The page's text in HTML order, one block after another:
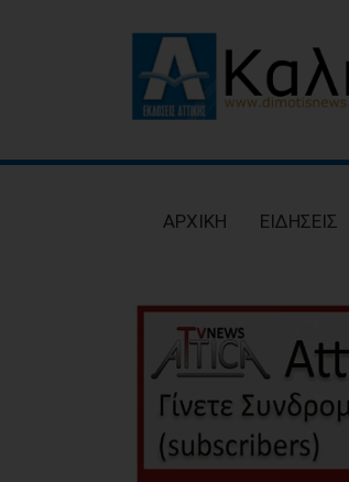
ΕΙΔΗΣΕΙΣ
ΟΙΚΟΝΟΜΙΑ
ΑΘΛΗΤΙΣΜΟΣ
ΠΟΛΙΤΙΣΜΟΣ
AΡΧΙΚΗ ΕΙΔΗΣΕΙΣ